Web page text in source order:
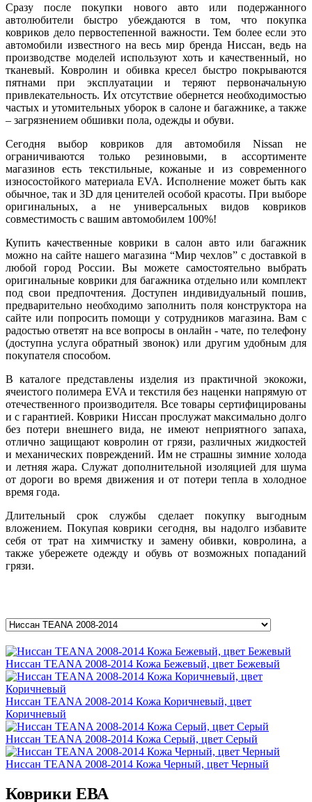
Сразу после покупки нового авто или подержанного
автолюбители быстро убеждаются в том, что покупка
ковриков дело первостепенной важности. Тем более если это
автомобили известного на весь мир бренда Ниссан, ведь на
производстве моделей используют хоть и качественный, но
тканевый. Ковролин и обивка кресел быстро покрываются
пятнами при эксплуатации и теряют первоначальную
привлекательность. Их отсутствие обернется необходимостью
частых и утомительных уборок в салоне и багажнике, а также
– загрязнением обшивки пола, одежды и обуви.
Сегодня выбор ковриков для автомобиля Nissan не
ограничиваются только резиновыми, в ассортименте
магазинов есть текстильные, кожаные и из современного
износостойкого материала EVA. Исполнение может быть как
обычное, так и 3D для ценителей особой красоты. При выборе
оригинальных, а не универсальных видов ковриков
совместимость с вашим автомобилем 100%!
Купить качественные коврики в салон авто или багажник
можно на сайте нашего магазина “Мир чехлов” с доставкой в
любой город России. Вы можете самостоятельно выбрать
оригинальные коврики для багажника отдельно или комплект
под свои предпочтения. Доступен индивидуальный пошив,
предварительно необходимо заполнить поля конструктора на
сайте или попросить помощи у сотрудников магазина. Вам с
радостью ответят на все вопросы в онлайн - чате, по телефону
(доступна услуга обратный звонок) или другим удобным для
покупателя способом.
В каталоге представлены изделия из практичной экокожи,
ячеистого полимера EVA и текстиля без наценки напрямую от
отечественного производителя. Все товары сертифицированы
и с гарантией. Коврики Ниссан прослужат максимально долго
без потери внешнего вида, не имеют неприятного запаха,
отлично защищают ковролин от грязи, различных жидкостей
и механических повреждений. Им не страшны зимние холода
и летняя жара. Служат дополнительной изоляцией для шума
от дороги во время движения и от потери тепла в холодное
время года.
Длительный срок службы сделает покупку выгодным
вложением. Покупая коврики сегодня, вы надолго избавите
себя от трат на химчистку и замену обивки, ковролина, а
также убережете одежду и обувь от возможных попаданий
грязи.
Ниссан TEANA 2008-2014 Кожа Бежевый, цвет Бежевый
Ниссан TEANA 2008-2014 Кожа Коричневый, цвет
Коричневый
Ниссан TEANA 2008-2014 Кожа Серый, цвет Серый
Ниссан TEANA 2008-2014 Кожа Черный, цвет Черный
Коврики ЕВА